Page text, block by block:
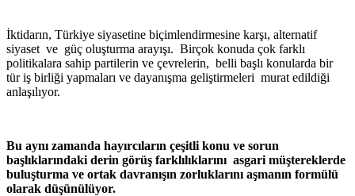
İktidarın, Türkiye siyasetine biçimlendirmesine karşı, alternatif
siyaset ve güç oluşturma arayışı. Birçok konuda çok farklı
politikalara sahip partilerin ve çevrelerin, belli başlı konularda bir
tür iş birliği yapmaları ve dayanışma geliştirmeleri murat edildiği
anlaşılıyor.
Bu aynı zamanda hayırcıların çeşitli konu ve sorun
başlıklarındaki derin görüş farklılıklarını asgari müştereklerde
buluşturma ve ortak davranışın zorluklarını aşmanın formülü
olarak düşünülüyor.